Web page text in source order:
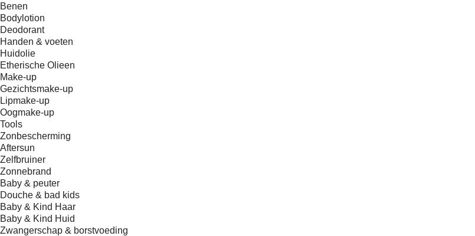
Benen
Bodylotion
Deodorant
Handen & voeten
Huidolie
Etherische Olieen
Make-up
Gezichtsmake-up
Lipmake-up
Oogmake-up
Tools
Zonbescherming
Aftersun
Zelfbruiner
Zonnebrand
Baby & peuter
Douche & bad kids
Baby & Kind Haar
Baby & Kind Huid
Zwangerschap & borstvoeding